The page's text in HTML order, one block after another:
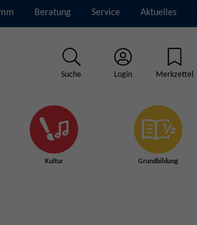
Beratung Service Aktuelles
Suche Login Merkzettel
Kultur Grundbildung